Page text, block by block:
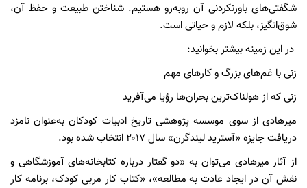
شگفتی‌های باورنکردنی آن روبه‌رو هستیم. شناختن طبیعت و حفظ آن،
شوق‌انگیز، بلکه لازم و حیاتی است.
در این زمینه بیشتر بخوانید:
زنی با غم‌های بزرگ و کارهای مهم
زنی که از هولناک‌ترین بحران‌ها رؤیا می‌آفرید
میرهادی از سوی موسسه‌ پژوهشی تاریخ ادبیات کودکان به‌عنوان نامزد
دریافت جایزه «آسترید لیندگرن» سال ۲۰۱۷ انتخاب شده بود.
از آثار میرهادی می‌توان به «دو گفتار درباره کتابخانه‌های آموزشگاهی و
نقش آن در ایجاد عادت به مطالعه»، «کتاب کار مربی کودک، برنامه کار